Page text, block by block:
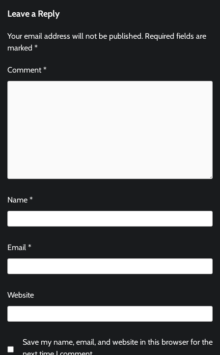
Leave a Reply
Your email address will not be published. Required fields are
marked *
Comment*
Name *
Email *
Website
Save my name, email, and website in this browser for the